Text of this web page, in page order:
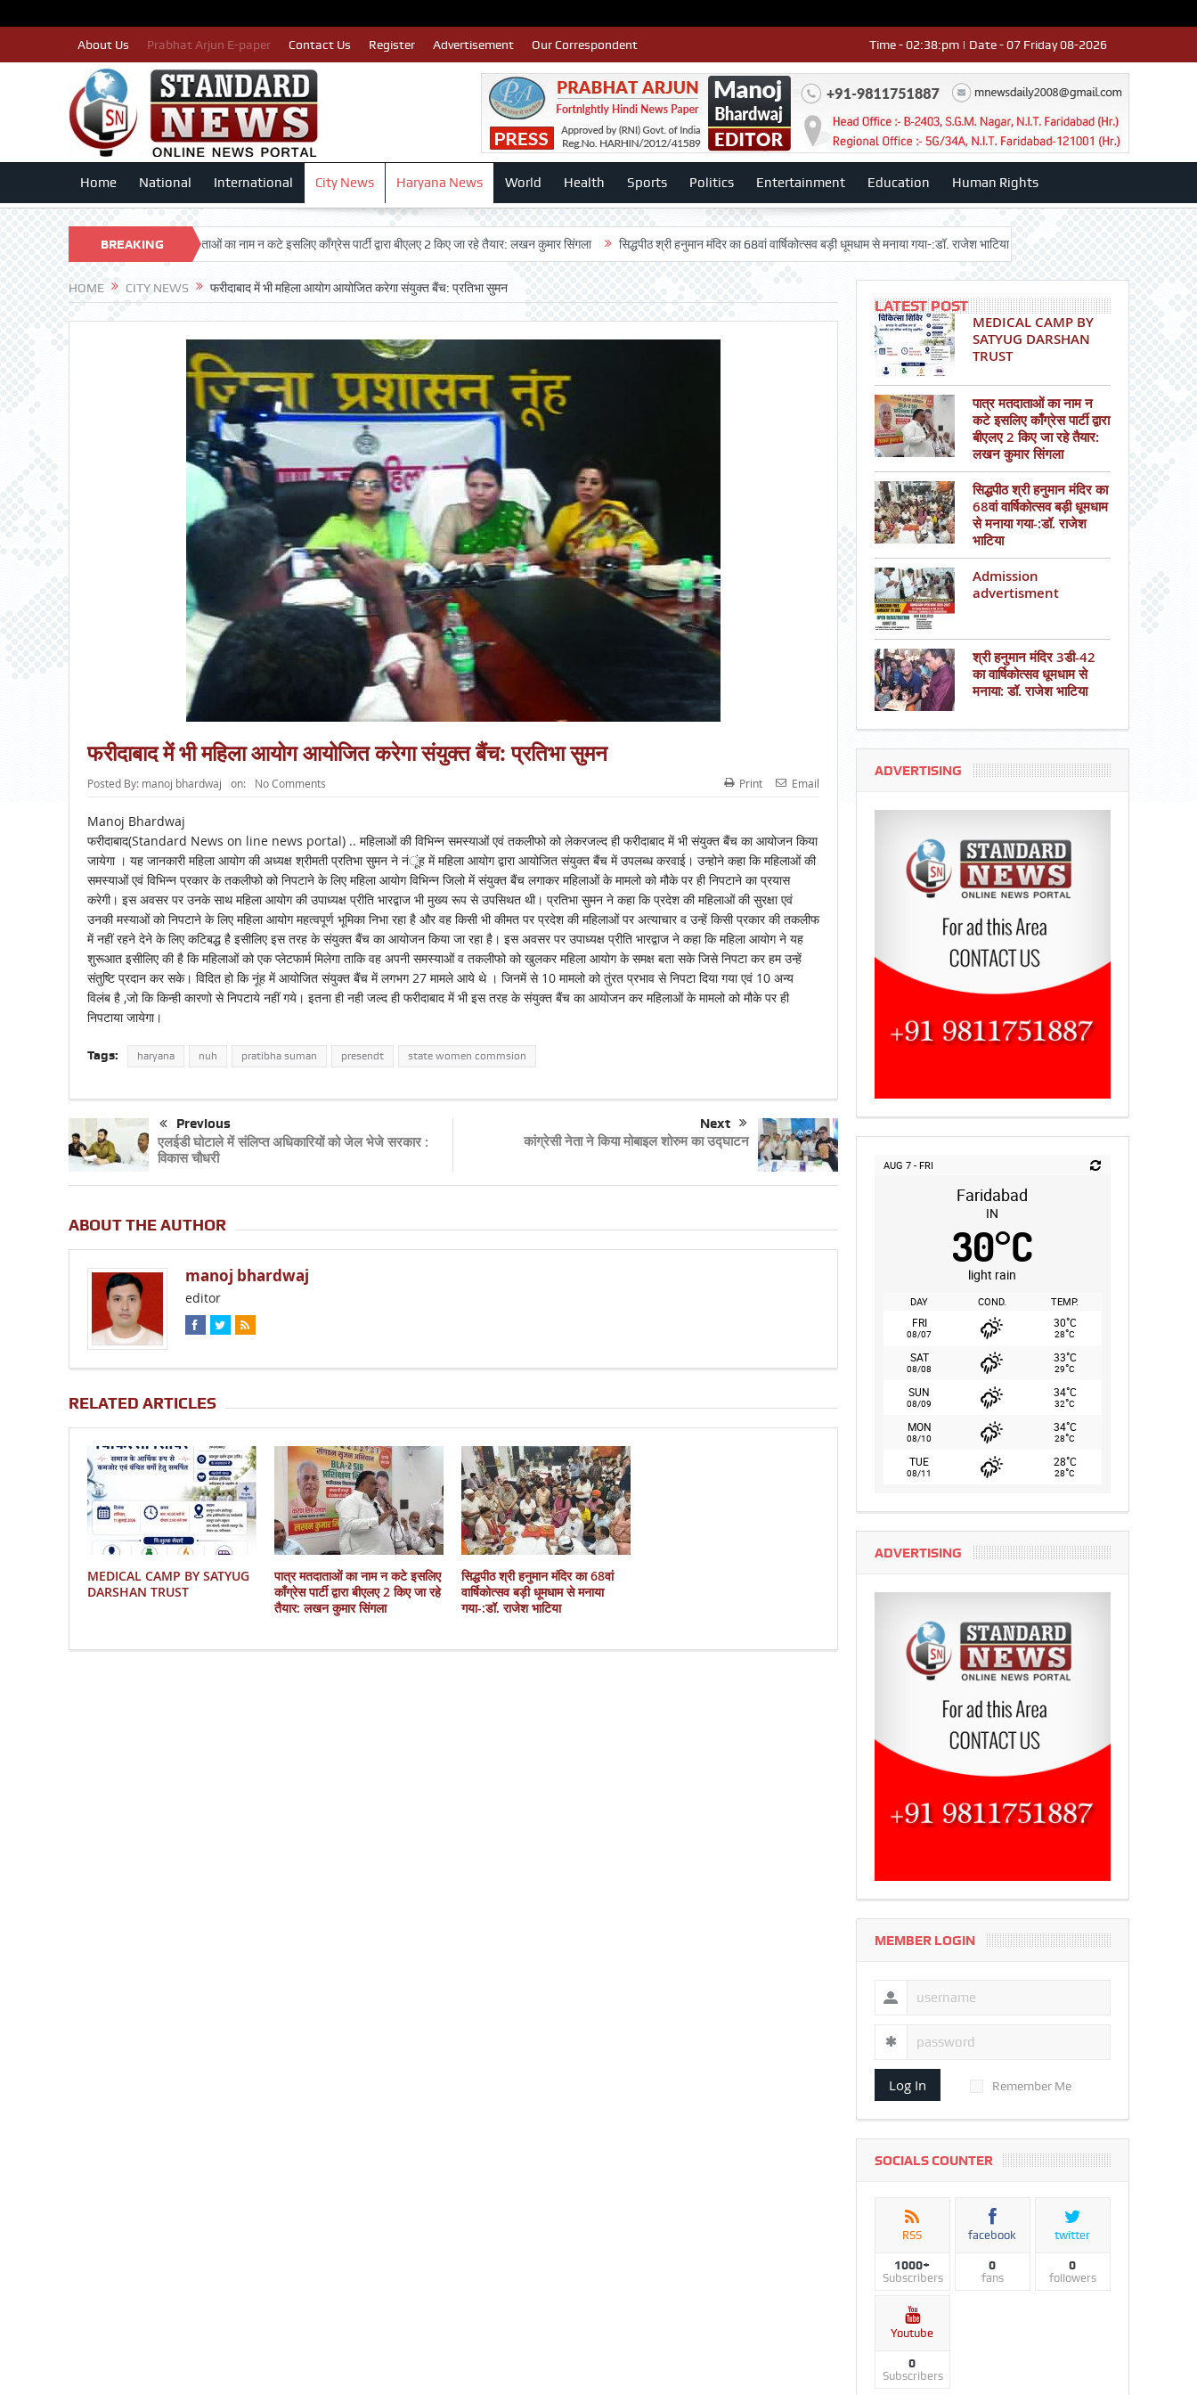
About Us Prabhat Arjun E-paper Contact Us Register Advertisement Our Correspondent Time - 02:38:pm | Date - 07 Friday 08-2026
Home National International City News Haryana News World Health Sports Politics Entertainment Education Human Rights
BREAKING
NEWS
TRUST पात्र मतदाताओं का नाम न कटे इसलिए काँग्रेस पार्टी द्वारा बीएलए 2 किए जा रहे तैयार: लखन कुमार सिंगला सिद्धपीठ श्री हनुमान मंदिर का 68वां वार्षिकोत्सव बड़ी धूमधाम से मनाया गया-:डॉ. राजेश भाटिया Admission advertisment श्री
HOME CITY NEWS फरीदाबाद में भी महिला आयोग आयोजित करेगा संयुक्त बैंच: प्रतिभा सुमन
फरीदाबाद में भी महिला आयोग आयोजित करेगा संयुक्त बैंच: प्रतिभा सुमन
Posted By: manoj bhardwaj on: No Comments Print Email
Manoj Bhardwaj
फरीदाबाद(Standard News on line news portal) .. महिलाओं की विभिन्न समस्याओं एवं तकलीफो को लेकरजल्द ही फरीदाबाद में भी संयुक्त बैंच का आयोजन किया
जायेगा । यह जानकारी महिला आयोग की अध्यक्ष श्रीमती प्रतिभा सुमन ने नंूंह में महिला आयोग द्वारा आयोजित संयुक्त बैंच में उपलब्ध करवाई। उन्होने कहा कि महिलाओं की
समस्याओं एवं विभिन्न प्रकार के तकलीफो को निपटाने के लिए महिला आयोग विभिन्न जिलो में संयुक्त बैंच लगाकर महिलाओं के मामलो को मौके पर ही निपटाने का प्रयास
करेगी। इस अवसर पर उनके साथ महिला आयोग की उपाध्यक्ष प्रीति भारद्वाज भी मुख्य रूप से उपसिथत थी। प्रतिभा सुमन ने कहा कि प्रदेश की महिलाओं की सुरक्षा एवं
उनकी मस्याओं को निपटाने के लिए महिला आयोग महत्वपूर्ण भूमिका निभा रहा है और वह किसी भी कीमत पर प्रदेश की महिलाओं पर अत्याचार व उन्हें किसी प्रकार की तकलीफ
में नहीं रहने देने के लिए कटिबद्ध है इसीलिए इस तरह के संयुक्त बैंच का आयोजन किया जा रहा है। इस अवसर पर उपाध्यक्ष प्रीति भारद्वाज ने कहा कि महिला आयोग ने यह
शुरूआत इसीलिए की है कि महिलाओं को एक प्लेटफार्म मिलेगा ताकि वह अपनी समस्याओं व तकलीफो को खुलकर महिला आयोग के समक्ष बता सके जिसे निपटा कर हम उन्हें
संतुष्टि प्रदान कर सके। विदित हो कि नूंह में आयोजित संयुक्त बैंच में लगभग 27 मामले आये थे । जिनमें से 10 मामलो को तुंरत प्रभाव से निपटा दिया गया एवं 10 अन्य
विलंब है ,जो कि किन्ही कारणो से निपटाये नहीं गये। इतना ही नही जल्द ही फरीदाबाद में भी इस तरह के संयुक्त बैंच का आयोजन कर महिलाओं के मामलो को मौके पर ही
निपटाया जायेगा।
Tags: haryana nuh pratibha suman presendt state women commsion
Previous
एलईडी घोटाले में संलिप्त अधिकारियों को जेल भेजे सरकार :
विकास चौधरी
Next
कांग्रेसी नेता ने किया मोबाइल शोरुम का उद्घाटन
ABOUT THE AUTHOR
manoj bhardwaj
editor
RELATED ARTICLES
MEDICAL CAMP BY SATYUG
DARSHAN TRUST
पात्र मतदाताओं का नाम न कटे इसलिए
काँग्रेस पार्टी द्वारा बीएलए 2 किए जा रहे
तैयार: लखन कुमार सिंगला
सिद्धपीठ श्री हनुमान मंदिर का 68वां
वार्षिकोत्सव बड़ी धूमधाम से मनाया
गया-:डॉ. राजेश भाटिया
LATEST POST
MEDICAL CAMP BY
SATYUG DARSHAN
TRUST
पात्र मतदाताओं का नाम न
कटे इसलिए काँग्रेस पार्टी द्वारा
बीएलए 2 किए जा रहे तैयार:
लखन कुमार सिंगला
सिद्धपीठ श्री हनुमान मंदिर का
68वां वार्षिकोत्सव बड़ी धूमधाम
से मनाया गया-:डॉ. राजेश
भाटिया
Admission
advertisment
श्री हनुमान मंदिर 3डी-42
का वार्षिकोत्सव धूमधाम से
मनाया: डॉ. राजेश भाटिया
ADVERTISING
AUG 7 - FRI
Faridabad
IN
30°C
light rain
DAY COND. TEMP.
FRI
08/07
30°C
28°C
SAT
08/08
33°C
29°C
SUN
08/09
34°C
32°C
MON
08/10
34°C
28°C
TUE
08/11
28°C
28°C
ADVERTISING
MEMBER LOGIN
Log In Remember Me
SOCIALS COUNTER
RSS
1000+
Subscribers
facebook
0
fans
twitter
0
followers
Youtube
0
Subscribers